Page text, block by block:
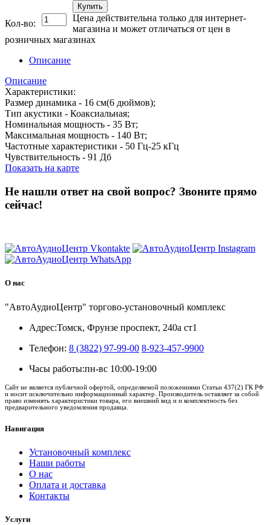
Кол-во:
Купить
Цена действительна только для интернет-
магазина и может отличаться от цен в
розничных магазинах
Описание
Описание
Характеристики:
Размер динамика - 16 см(6 дюймов);
Тип акустики - Коаксиальная;
Номинальная мощность - 35 Вт;
Максимальная мощность - 140 Вт;
Частотные характеристики - 50 Гц-25 кГц
Чувствительность - 91 Дб
Показать на карте
Не нашли ответ на свой вопрос? Звоните прямо
сейчас!
О нас
"АвтоАудиоЦентр" торгово-установочный комплекс
Адрес:Томск, Фрунзе проспект, 240а ст1
Телефон: 8 (3822) 97-99-00 8-923-457-9900
Часы работы:пн-вс 10:00-19:00
Сайт не является публичной офертой, определяемой положениями Статьи 437(2) ГК РФ
и носит исключительно информационный характер. Производитель оставляет за собой
право изменять характеристики товара, его внешний вид и и комплектность без
предварительного уведомления продавца.
Навигация
Установочный комплекс
Наши работы
О нас
Оплата и доставка
Контакты
Услуги